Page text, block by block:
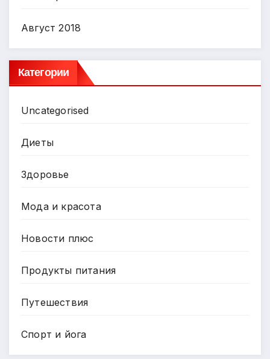
Август 2018
Категории
Uncategorised
Диеты
Здоровье
Мода и красота
Новости плюс
Продукты питания
Путешествия
Спорт и йога